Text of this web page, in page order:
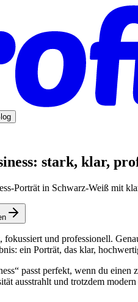
stark, klar,
Porträt in Schwarz-Weiß mit
und professionell.
ein Porträt, das klar,
passt perfekt, wenn du
ausstrahlt und trotzdem